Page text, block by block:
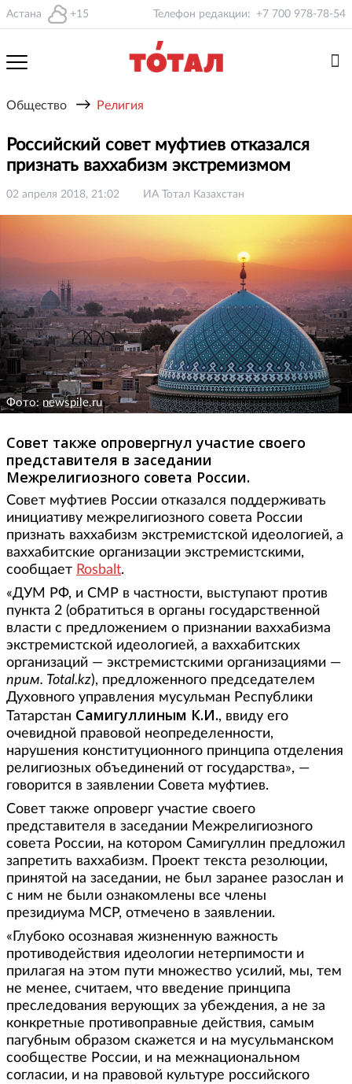
Астана +15 Телефон редакции: +7 700 978-78-54
Общество → Религия
Российский совет муфтиев отказался
признать ваххабизм экстремизмом
02 апреля 2018, 21:02 ИА Тотал Казахстан
Фото: newspile.ru
Совет также опровергнул участие своего
представителя в заседании
Межрелигиозного совета России.
Совет муфтиев России отказался поддерживать
инициативу межрелигиозного совета России
признать ваххабизм экстремистской идеологией, а
ваххабитские организации экстремистскими,
сообщает Rosbalt.
«ДУМ РФ, и СМР в частности, выступают против
пункта 2 (обратиться в органы государственной
власти с предложением о признании ваххабизма
экстремистской идеологией, а ваххабитских
организаций — экстремистскими организациями —
прим. Total.kz), предложенного председателем
Духовного управления мусульман Республики
Татарстан Самигуллиным К.И., ввиду его
очевидной правовой неопределенности,
нарушения конституционного принципа отделения
религиозных объединений от государства», —
говорится в заявлении Совета муфтиев.
Совет также опроверг участие своего
представителя в заседании Межрелигиозного
совета России, на котором Самигуллин предложил
запретить ваххабизм. Проект текста резолюции,
принятой на заседании, не был заранее разослан и
с ним не были ознакомлены все члены
президиума МСР, отмечено в заявлении.
«Глубоко осознавая жизненную важность
противодействия идеологии нетерпимости и
прилагая на этом пути множество усилий, мы, тем
не менее, считаем, что введение принципа
преследования верующих за убеждения, а не за
конкретные противоправные действия, самым
пагубным образом скажется и на мусульманском
сообществе России, и на межнациональном
согласии, и на правовой культуре российского